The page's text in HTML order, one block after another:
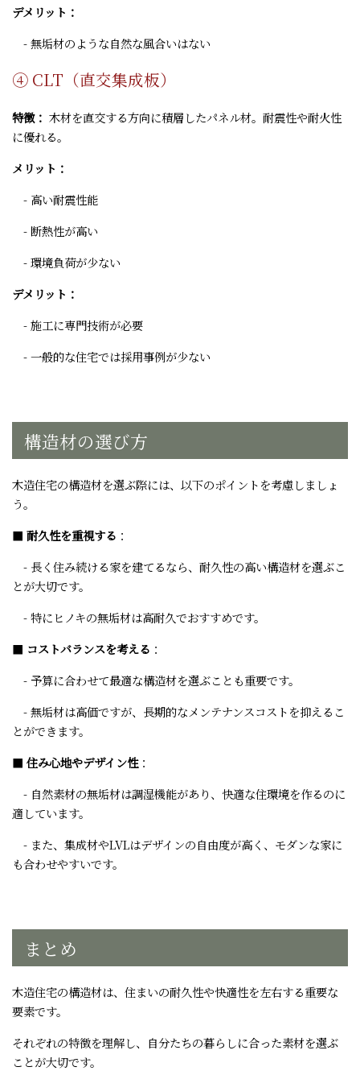
デメリット：
- 無垢材のような自然な風合いはない
④ CLT（直交集成板）
特徴： 木材を直交する方向に積層したパネル材。耐震性や耐火性
に優れる。
メリット：
- 高い耐震性能
- 断熱性が高い
- 環境負荷が少ない
デメリット：
- 施工に専門技術が必要
- 一般的な住宅では採用事例が少ない
構造材の選び方
木造住宅の構造材を選ぶ際には、以下のポイントを考慮しましょ
う。
■ 耐久性を重視する ：
- 長く住み続ける家を建てるなら、耐久性の高い構造材を選ぶこ
とが大切です。
- 特にヒノキの無垢材は高耐久でおすすめです。
■ コストバランスを考える ：
- 予算に合わせて最適な構造材を選ぶことも重要です。
- 無垢材は高価ですが、長期的なメンテナンスコストを抑えるこ
とができます。
■ 住み心地やデザイン性：
- 自然素材の無垢材は調湿機能があり、快適な住環境を作るのに
適しています。
- また、集成材やLVLはデザインの自由度が高く、モダンな家に
も合わせやすいです。
まとめ
木造住宅の構造材は、住まいの耐久性や快適性を左右する重要な
要素です。
それぞれの特徴を理解し、自分たちの暮らしに合った素材を選ぶ
ことが大切です。